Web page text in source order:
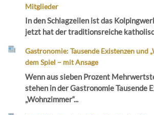
Mitglieder
In den Schlagzeilen ist das
jetzt hat der traditionsreiche
Gastronomie: Tausende Existenzen und
dem Spiel – mit Ansage
Wenn aus sieben Prozent
stehen in der Gastronomie Tausende
„Wohnzimmer“...